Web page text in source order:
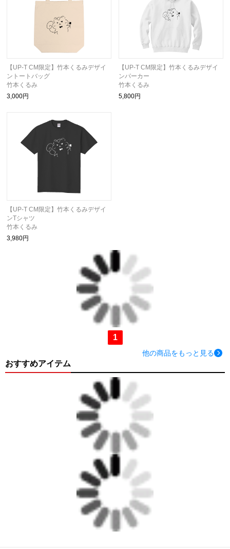
【UP-T CM限定】竹本くるみデザイ
ントートバッグ
竹本くるみ
3,000円
【UP-T CM限定】竹本くるみデザイ
ンパーカー
竹本くるみ
5,800円
【UP-T CM限定】竹本くるみデザイ
ンTシャツ
竹本くるみ
3,980円
1
他の商品をもっと見る
おすすめアイテム